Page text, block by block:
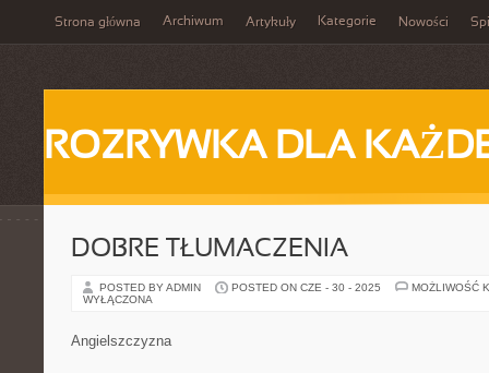
Strona główna Archiwum Artykuły Kategorie Nowości
ROZRYWKA DLA
DOBRE TŁUMACZENIA
POSTED BY ADMIN POSTED ON CZE - 30 - 2025
MOŻLIWOŚĆ
WYŁĄCZONA
Angielszczyzna